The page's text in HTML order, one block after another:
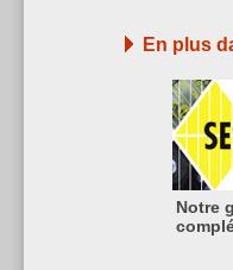
En plus
Notre